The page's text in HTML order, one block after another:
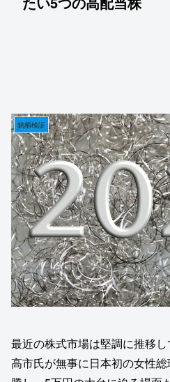
銘柄検証
最近の株式市場は堅調に推移
高市氏が無事に日本初の女性